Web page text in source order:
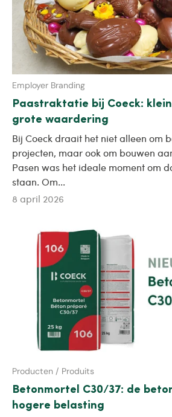
Employer Branding
Paastraktatie bij Coeck:
grote waardering
Bij Coeck draait het niet alleen om
projecten, maar ook om bouwen
Pasen was het ideale moment om
staan. Om...
8 april 2026
Producten / Produits
Betonmortel C30/37: de
hogere belasting